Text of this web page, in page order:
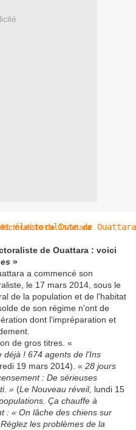
et électoraliste de Ouattara
de Ouattara : voici
»
a commencé son
le 17 mars 2014, sous le
de la population et de l'habitat
de son régime n'ont de
dont l'impréparation et
de gros titres. «
déjà ! 674 agents de l'Ins
19 mars 2014). « 28 jours
: De sérieuses
» (Le Nouveau réveil, lundi 15
Ça chauffe à
: « On lâche des chiens sur
les problèmes de la